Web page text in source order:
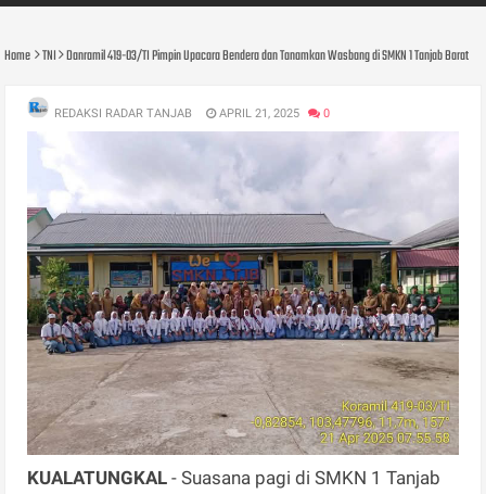
Home TNI Danramil 419-03/TI Pimpin Upacara Bendera dan Tanamkan Wasbang di SMKN 1 Tanjab Barat
REDAKSI RADAR TANJAB APRIL 21, 2025 0
KUALATUNGKAL - Suasana pagi di SMKN 1 Tanjab